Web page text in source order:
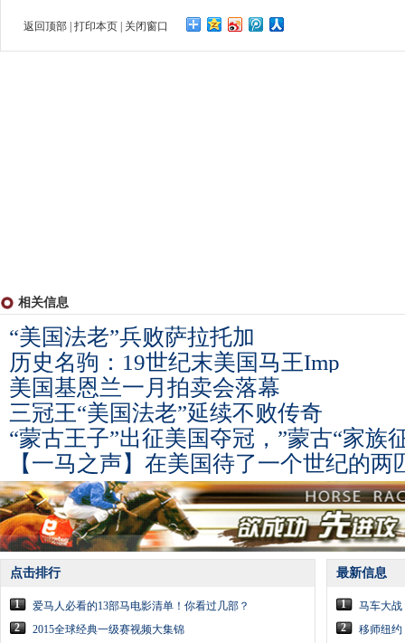
返回顶部 | 打印本页 | 关闭窗口
相关信息
“美国法老”兵败萨拉托加
历史名驹：19世纪末美国马王Imp
美国基恩兰一月拍卖会落幕
三冠王“美国法老”延续不败传奇
“蒙古王子”出征美国夺冠，”蒙古“家族
【一马之声】在美国待了一个世纪的
点击排行
1
爱马人必看的13部马电影清单！你看过几部？
2
2015全球经典一级赛视频大集锦
最新信息
1
马车大战
2
移师纽约